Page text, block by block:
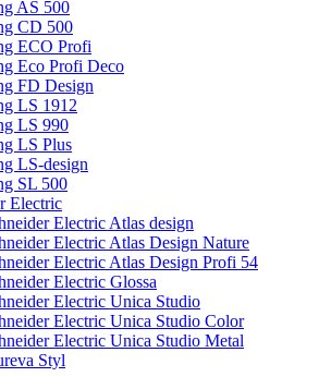
AS 500
CD 500
ECO Profi
Eco Profi Deco
FD Design
LS 1912
LS 990
LS Plus
LS-design
SL 500
Electric
Electric Atlas design
Electric Atlas Design Nature
Electric Atlas Design Profi 54
Electric Glossa
Electric Unica Studio
Electric Unica Studio Color
Electric Unica Studio Metal
Styl